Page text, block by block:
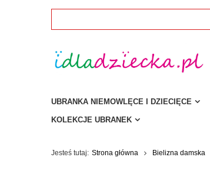
UBRANKA NIEMOWLĘCE I DZIECIĘCE
KOLEKCJE UBRANEK
Jesteś tutaj: Strona główna Bielizna damska